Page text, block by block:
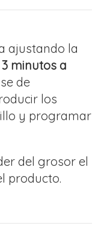
ajustando la
3 minutos a
de
los
y programar
del grosor el
producto.